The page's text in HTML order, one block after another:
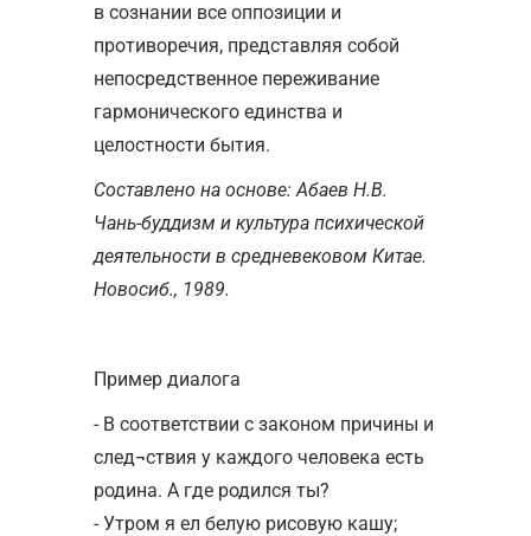
в сознании все оппозиции и
противоречия, представляя собой
непосредственное переживание
гармонического единства и
целостности бытия.
Составлено на основе: Абаев Н.В.
Чань-буддизм и культура психической
деятельности в средневековом Китае.
Новосиб., 1989.
Пример диалога
- В соответствии с законом причины и
след¬ствия у каждого человека есть
родина. А где родился ты?
- Утром я ел белую рисовую кашу;